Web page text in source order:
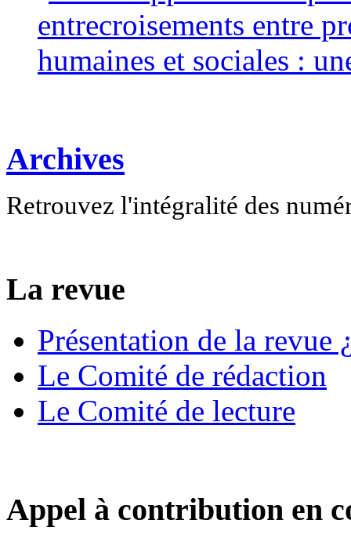
entrecroisements entre
humaines et sociales :
Archives
Retrouvez l'intégralité des
La revue
Présentation de la revue
Le Comité de rédaction
Le Comité de lecture
Appel à contribution en